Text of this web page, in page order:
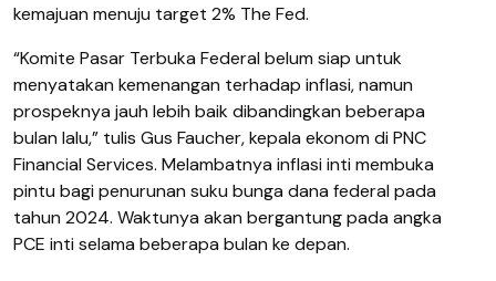
kemajuan menuju target 2% The Fed.
“Komite Pasar Terbuka Federal belum siap untuk
menyatakan kemenangan terhadap inflasi, namun
prospeknya jauh lebih baik dibandingkan beberapa
bulan lalu,” tulis Gus Faucher, kepala ekonom di PNC
Financial Services. Melambatnya inflasi inti membuka
pintu bagi penurunan suku bunga dana federal pada
tahun 2024. Waktunya akan bergantung pada angka
PCE inti selama beberapa bulan ke depan.